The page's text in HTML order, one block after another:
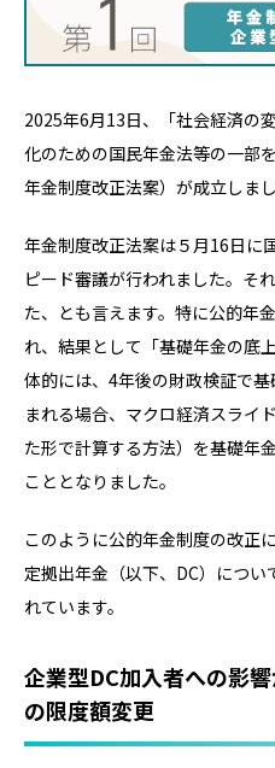
2025年6月13日、「社会経済の
化のための国民年金法等の一部
年金制度改正法案）が成立しまし
年金制度改正法案は５月16日に
ピード審議が行われました。そ
た、とも言えます。特に公的年
れ、結果として「基礎年金の底
体的には、4年後の財政検証で
まれる場合、マクロ経済スライ
た形で計算する方法）を基礎年
こととなりました。
このように公的年金制度の改正
定拠出年金（以下、DC）につ
れています。
企業型DC加入者への影
の限度額変更